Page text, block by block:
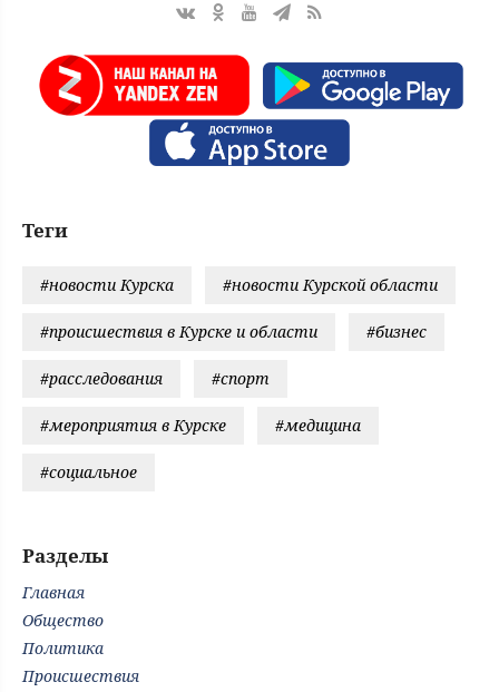
Теги
#новости Курска #новости Курской области
#происшествия в Курске и области #бизнес
#расследования #спорт
#мероприятия в Курске #медицина
#социальное
Разделы
Главная
Общество
Политика
Происшествия